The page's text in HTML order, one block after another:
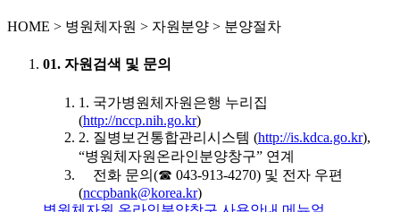
HOME > 병원체자원 > 자원분양 > 분양절차
01. 자원검색 및 문의
1. 국가병원체자원은행 누리집
(http://nccp.nih.go.kr)
2. 질병보건통합관리시스템 (http://is.kdca.go.kr),
“병원체자원온라인분양창구” 연계
전화 문의(☎ 043-913-4270) 및 전자 우편
(nccpbank@korea.kr)